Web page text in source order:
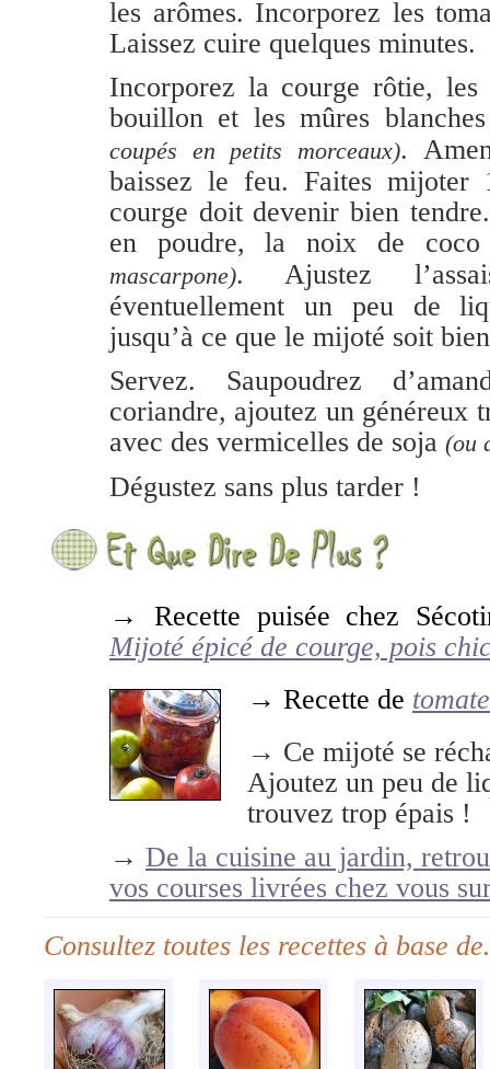
les arômes. Incorporez les
Laissez cuire quelques minutes.
Incorporez la courge rôtie,
bouillon et les mûres
coupés en petits morceaux).
baissez le feu. Faites
courge doit devenir bien
en poudre, la noix de
mascarpone). Ajustez
éventuellement un peu de
jusqu’à ce que le mijoté soit
Servez. Saupoudrez
coriandre, ajoutez un généreux
avec des vermicelles de soja (ou
Dégustez sans plus tarder !
→ Recette puisée chez
Mijoté épicé de courge, pois
→ Recette de
→ Ce mijoté se
Ajoutez un peu de
trouvez trop épais !
→ De la cuisine au jardin,
vos courses livrées chez vous
Consultez toutes les recettes à base